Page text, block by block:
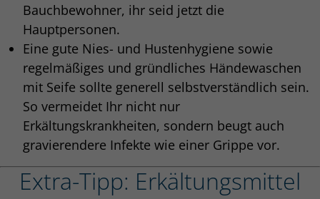
Bauchbewohner, ihr seid jetzt die
Hauptpersonen.
Eine gute Nies- und Hustenhygiene sowie
regelmäßiges und gründliches Händewaschen
mit Seife sollte generell selbstverständlich sein.
So vermeidet Ihr nicht nur
Erkältungskrankheiten, sondern beugt auch
gravierendere Infekte wie einer Grippe vor.
Extra-Tipp: Erkältungsmittel